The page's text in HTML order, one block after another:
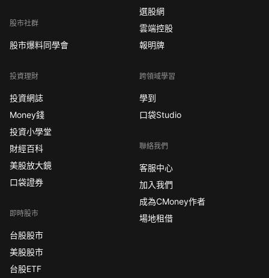
股市社群
股市爆料同學會
投資理財
投資網誌
Money錢
投資小學堂
財經百科
美股放大鏡
口袋證券
即時股市
台股股市
美股股市
台股ETF
選股網
雲端控股
報明牌
跨領域學習
學到
口袋Studio
聯絡我們
客服中心
加入我們
成為CMoney作者
場地租借